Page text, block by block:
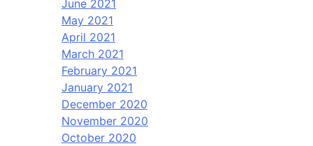
June 2021
May 2021
April 2021
March 2021
February 2021
January 2021
December 2020
November 2020
October 2020